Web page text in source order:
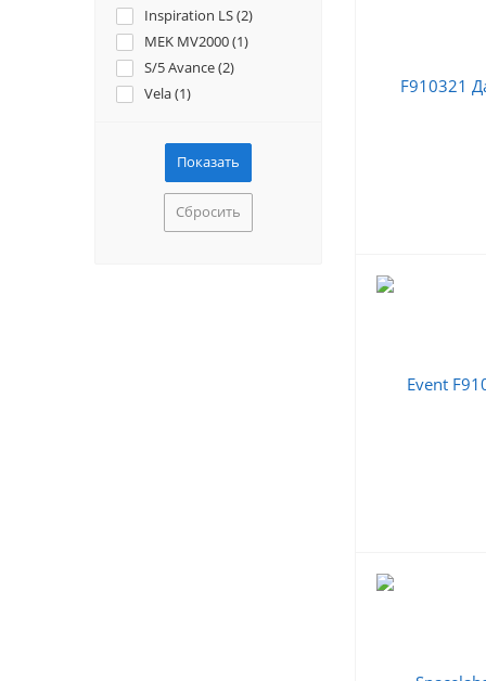
Inspiration LS (2)
MEK MV2000 (1)
S/5 Avance (2)
Vela (1)
Сбросить